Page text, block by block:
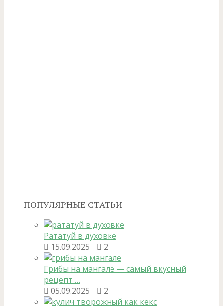
ПОПУЛЯРНЫЕ СТАТЬИ
Рататуй в духовке
15.09.2025
2
Грибы на мангале — самый вкусный
рецепт …
05.09.2025
2